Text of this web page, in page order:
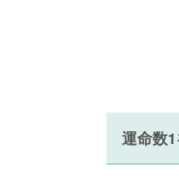
運命数